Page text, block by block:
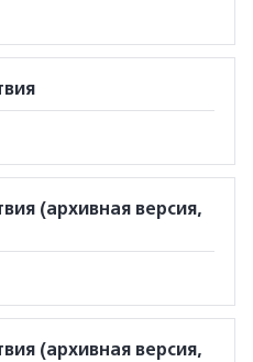
(архивная версия,
(архивная версия,